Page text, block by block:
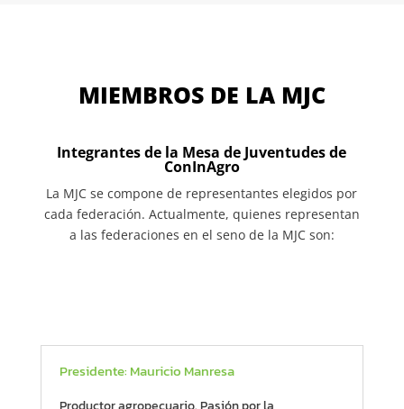
MIEMBROS DE LA MJC
Integrantes de la Mesa de Juventudes de
ConInAgro
La MJC se compone de representantes elegidos por
cada federación. Actualmente, quienes representan
a las federaciones en el seno de la MJC son:
Presidente: Mauricio Manresa